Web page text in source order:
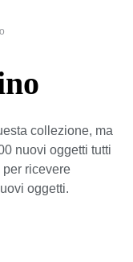
collezione, ma
nuovi oggetti tutti
ricevere
oggetti.